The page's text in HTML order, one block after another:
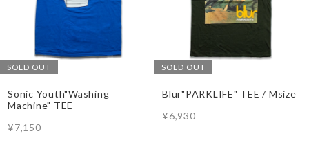
SOLD OUT
Sonic Youth"Washing
Machine" TEE
¥7,150
SOLD OUT
Blur"PARKLIFE" TEE / Msize
¥6,930